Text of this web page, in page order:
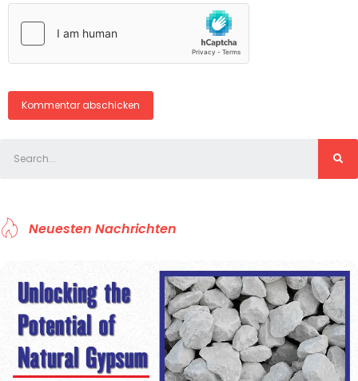
Neuesten Nachrichten